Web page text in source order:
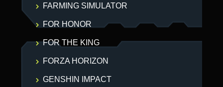
FARMING SIMULATOR
FOR HONOR
FOR THE KING
FORZA HORIZON
GENSHIN IMPACT